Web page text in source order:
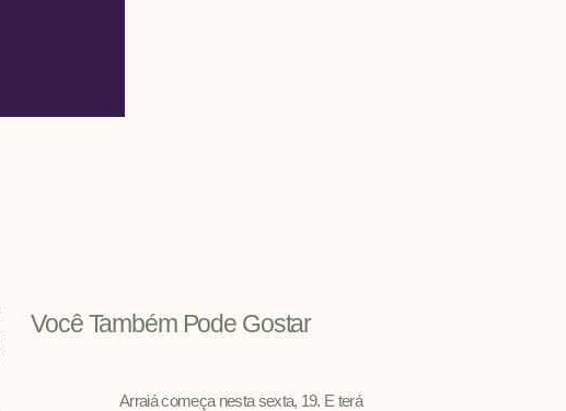
Você Também Pode Gostar
Arraiá começa nesta sexta, 19. E terá